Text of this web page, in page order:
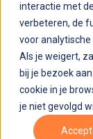
interactie met
verbeteren, de
voor analytische
Als je weigert,
bij je bezoek
cookie in je
je niet gevolgd
Oct 21, 2024
Van